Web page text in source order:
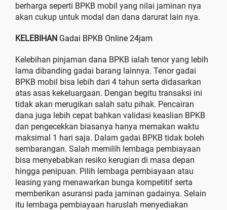
berharga seperti BPKB mobil yang nilai jaminan nya
akan cukup untuk modal dan dana darurat lain nya.
KELEBIHAN Gadai BPKB Online 24jam
Kelebihan pinjaman dana BPKB ialah tenor yang lebih
lama dibanding gadai barang lainnya. Tenor gadai
BPKB mobil bisa lebih dari 4 tahun serta didasarkan
atas asas kekeluargaan. Dengan begitu transaksi ini
tidak akan merugikan salah satu pihak. Pencairan
dana juga lebih cepat bahkan validasi keaslian BPKB
dan pengecekkan biasanya hanya memakan waktu
maksimal 1 hari saja. Dalam gadai BPKB tidak boleh
sembarangan. Salah memilih lembaga pembiayaan
bisa menyebabkan resiko kerugian di masa depan
hingga penipuan. Pilih lembaga pembiayaan atau
leasing yang menawarkan bunga kompetitif serta
memberikan asuransi pada jaminan gadainya. Selain
itu lembaga pembiayaan haruslah menyediakan